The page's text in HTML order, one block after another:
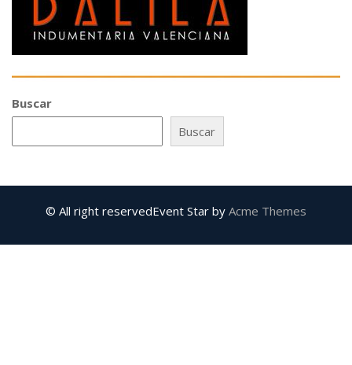
Buscar
Buscar
© All right reservedEvent Star by Acme Themes